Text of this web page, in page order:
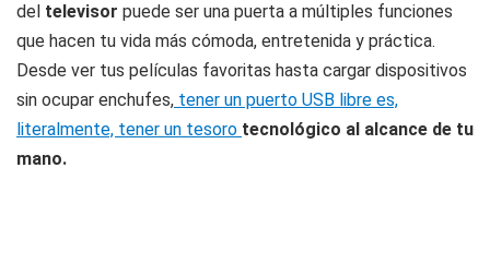
del televisor puede ser una puerta a múltiples funciones
que hacen tu vida más cómoda, entretenida y práctica.
Desde ver tus películas favoritas hasta cargar dispositivos
sin ocupar enchufes, tener un puerto USB libre es,
literalmente, tener un tesoro tecnológico al alcance de tu
mano.